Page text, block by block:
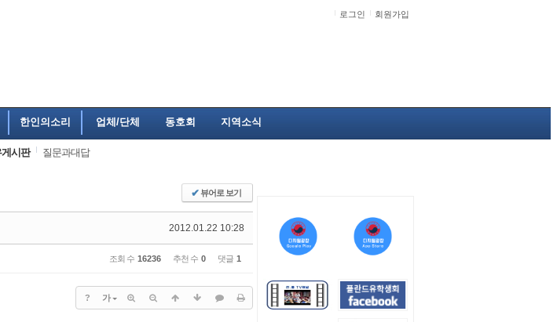
로그인 회원가입
한인의소리 업체/단체 동호회 지역소식
시판 질문과대답
✔뷰어로 보기
2012.01.22 10:28
조회 수 16236 추천 수 0 댓글 1
? 가